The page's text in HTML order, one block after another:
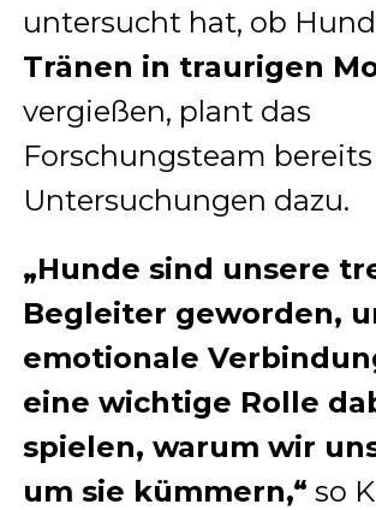
untersucht hat, ob
Tränen in traurigen
vergießen, plant das
Forschungsteam
Untersuchungen dazu.
„Hunde sind unsere
Begleiter geworden,
emotionale
eine wichtige Rolle
spielen, warum wir
um sie kümmern,“ so